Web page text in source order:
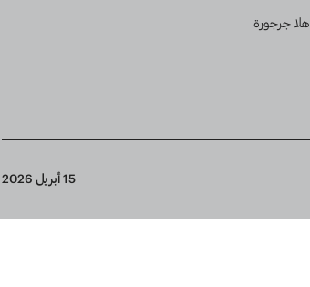
هلا جرجورة
15 أبريل 2026